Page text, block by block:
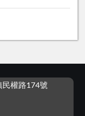
民權路174號